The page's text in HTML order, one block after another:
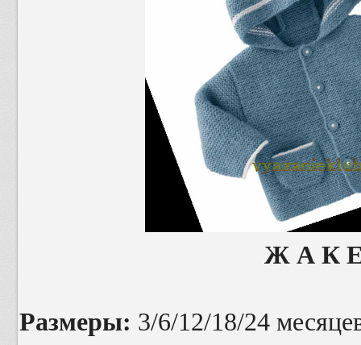
Ж А К
Размеры: 3/6/12/18/24